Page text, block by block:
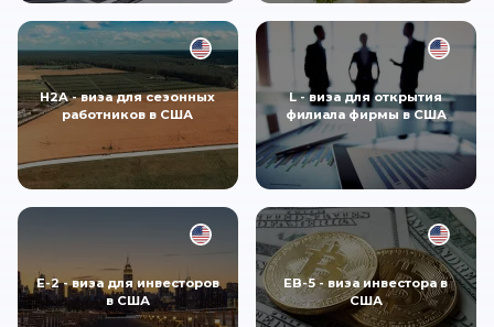
H2A - виза для сезонных
работников в США
L - виза для открытия
филиала фирмы в США
E-2 - виза для инвесторов
в США
EB-5 - виза инвестора в
США